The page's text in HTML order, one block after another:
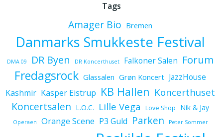
Tags
Amager Bio Bremen
Danmarks Smukkeste Festival
DMA 09 DR Byen DR Koncerthuset Falkoner Salen Forum
Fredagsrock Glassalen Grøn Koncert JazzHouse
Kashmir Kasper Eistrup KB Hallen Koncerthuset
Koncertsalen L.O.C. Lille Vega Love Shop Nik & Jay
Operaen Orange Scene P3 Guld Parken Peter Sommer